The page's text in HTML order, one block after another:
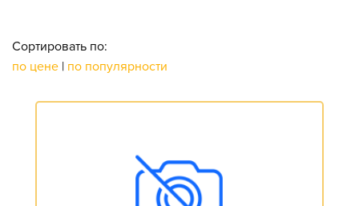
Сортировать по:
по цене | по популярности